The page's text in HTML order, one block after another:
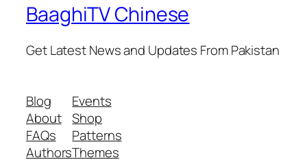
BaaghiTV Chinese
Get Latest News and Updates From Pakistan
Blog
About
FAQs
Authors
Events
Shop
Patterns
Themes